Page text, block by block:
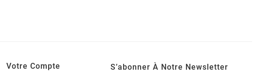
Votre Compte S’abonner À Notre Newsletter